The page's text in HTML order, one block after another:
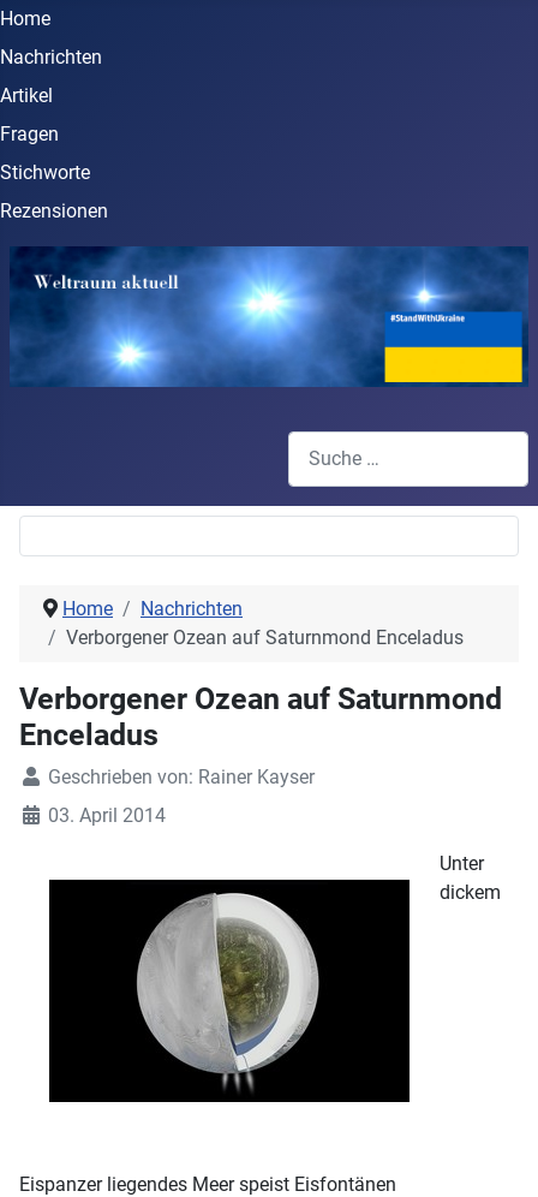
Home
Nachrichten
Artikel
Fragen
Stichworte
Rezensionen
Home
Nachrichten
Verborgener Ozean auf Saturnmond Enceladus
Verborgener Ozean auf Saturnmond
Enceladus
Geschrieben von: Rainer Kayser
03. April 2014
Unter
dickem
Eispanzer liegendes Meer speist Eisfontänen